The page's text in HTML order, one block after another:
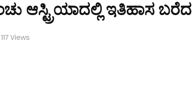
ಆಸ್ಟ್ರಿಯಾದಲ್ಲಿ ಇತಿಹಾಸ ಬರೆದ
117 Views